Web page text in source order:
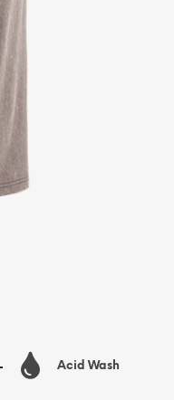
Acid Wash